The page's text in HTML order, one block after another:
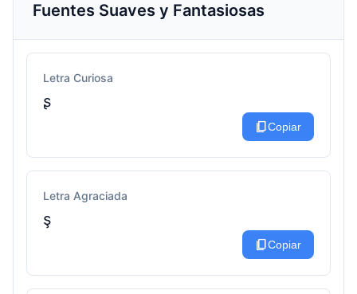
Fuentes Suaves y Fantasiosas
Letra Curiosa
ʂ
content_copyCopiar
Letra Agraciada
ş
content_copyCopiar